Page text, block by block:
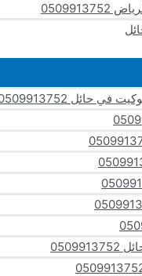
0509913752